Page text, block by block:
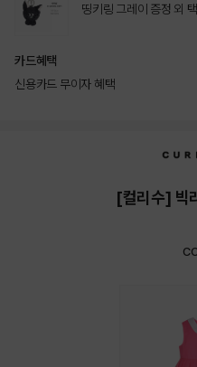
띵키링 그레이 증정 외
카드혜택
신용카드 무이자 혜택
[컬리수] 빅